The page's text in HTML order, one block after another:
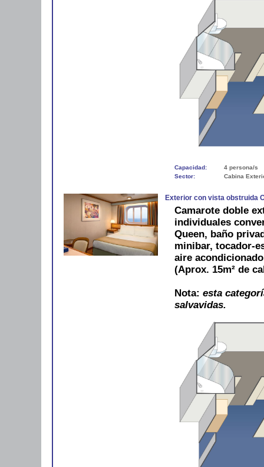
Capacidad:
4 persona/s
Sector:
Cabina
Exterior con vista obstruida
Camarote doble
individuales
Queen, baño
minibar, tocador-
aire
(Aprox. 15m² de
Nota: esta
salvavidas.